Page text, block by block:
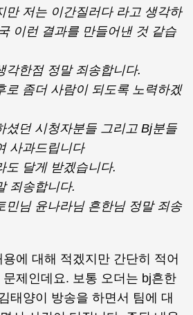
만 저는 이간질러다 라고 생각하
이런 결과를 만들어낸 것 같습
각한점 정말 죄송합니다.
로 좀더 사람이 되도록 노력하겠
셨던 시청자분들 그리고 Bj분들
사과드립니다
도 달게 받겠습니다.
죄송합니다.
민님 윤나라님 흔한님 정말 죄송
에 대해 적겠지만 간단히 적어
제인데요. 보통 오더는 bj흔한
태양이 방송을 하면서 팀에 대